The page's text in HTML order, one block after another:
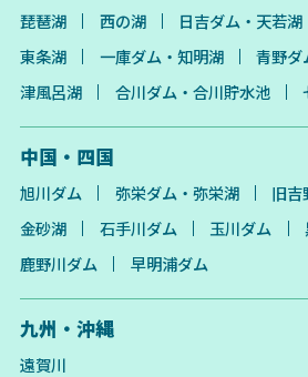
琵琶湖 西の湖 日吉ダム・天若湖
東条湖
一庫ダム・知明湖 青野ダ
津風呂湖
合川ダム・合川貯水池
中国・四国
旭川ダム 弥栄ダム・弥栄湖 旧吉
金砂湖
石手川ダム 玉川ダム
鹿野川ダム
早明浦ダム
九州・沖縄
遠賀川